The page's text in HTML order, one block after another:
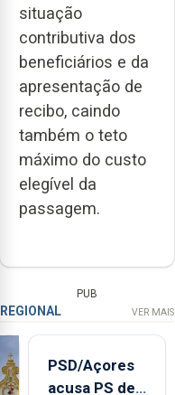
situação
contributiva dos
beneficiários e da
apresentação de
recibo, caindo
também o teto
máximo do custo
elegível da
passagem.
PUB
REGIONAL VER MAIS
PSD/Açores
acusa PS de